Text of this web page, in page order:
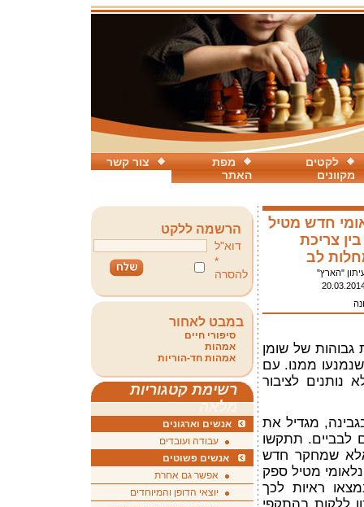
צור קשר
מפת
האתר
לקטים
מקוונים
חדש מטיל
צריכת
לב
"הארץ"
גבוהות של שומן
ממנו. עם
לציבור
מגדיל את
לבביים. תתקשו
אלא שמחקר חדש
מטיל ספק
ראיות לכך
הרשמה ללקט
דוא"ל
*
להסרה
במבט לאחור
סיפורי חיים
אמהות
אמהות חד-הוריות
רשימת קטגוריות
מלאה
אנשים וארגונים
עבודה ועובדים
אנשים פשוטים
אפשר גם אחרת
יוצאי הדופן והמיוחדים